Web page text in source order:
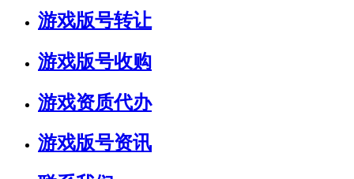
游戏版号转让
游戏版号收购
游戏资质代办
游戏版号资讯